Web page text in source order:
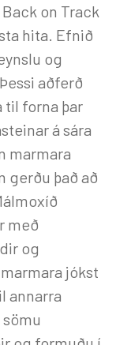
on Track
hita. Efnið
og
aðferð
til forna þar
á sára
marmara
gerðu það að
með
og
jókst
annarra